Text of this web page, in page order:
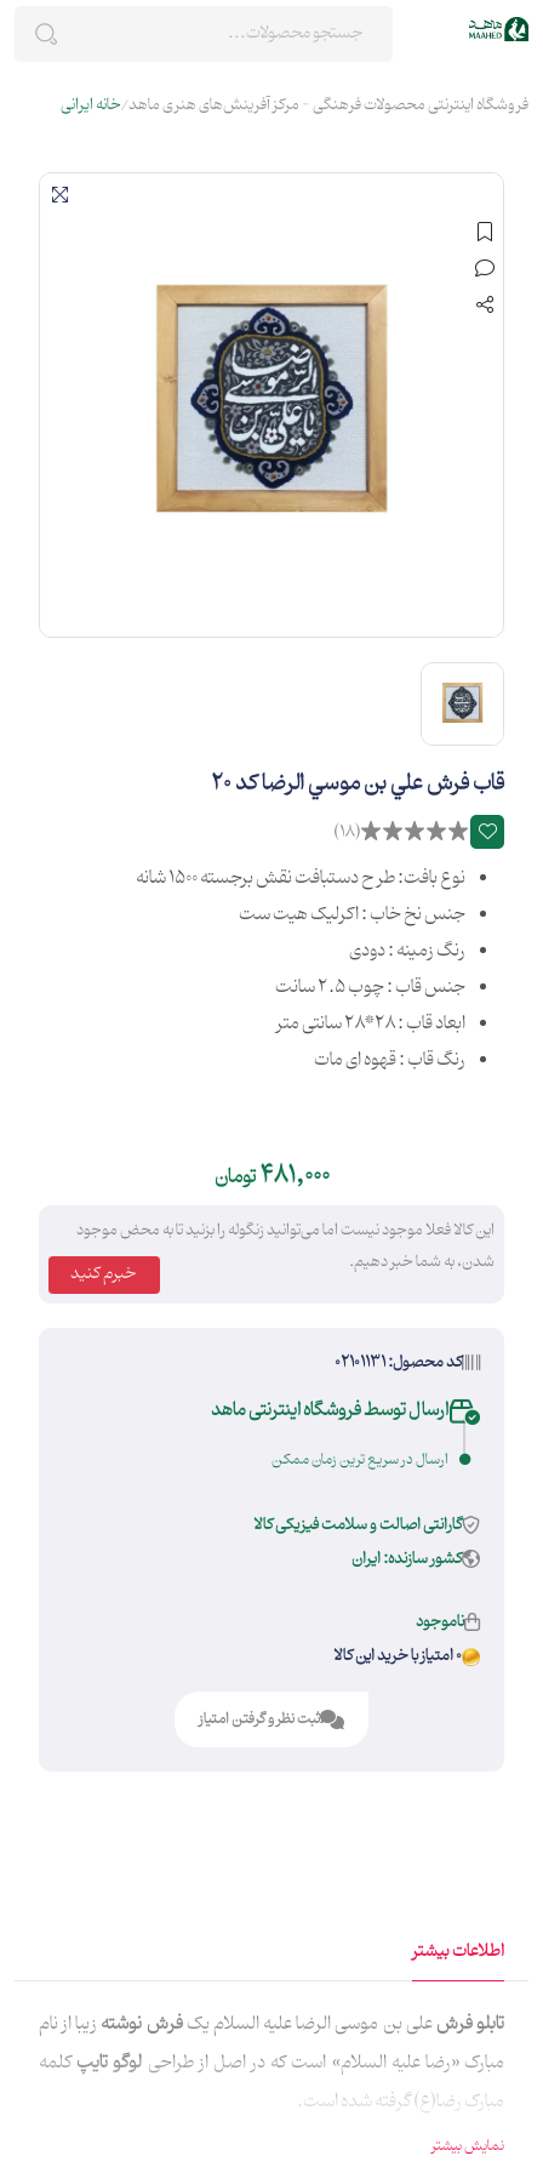
فروشگاه اینترنتی محصولات فرهنگی - مرکز آفرینش‌های هنری ماهد خانه ایرانی
قاب فرش علي بن موسي الرضا كد 20
(18)
نوع بافت: طرح دستبافت نقش برجسته 1500 شانه
جنس نخ خاب : اکرلیک هیت ست
رنگ زمینه : دودی
جنس قاب : چوب 2.5 سانت
ابعاد قاب : 28*28 سانتی متر
رنگ قاب : قهوه ای مات
481,000تومان
این کالا فعلا موجود نیست اما می‌توانید زنگوله را بزنید تا به محض موجود
شدن، به شما خبر دهیم.
کد محصول: 02101131
ارسال توسط فروشگاه اینترنتی ماهد
ارسال در سریع ترین زمان ممکن
گارانتی اصالت و سلامت فیزیکی کالا
کشور سازنده: ایران
ناموجود
0 امتیاز با خرید این کالا
ثبت نظر و گرفتن امتیاز
اطلاعات بیشتر
تابلو فرشعلی بن موسی الرضا علیه السلام یکفرش نوشته زیبا از نام
مبارک «رضا علیه السلام» است که در اصل از طراحی لوگو تایپکلمه
مبارک رضا(ع) گرفته شده است.
فرش نوشته
نمایش بیشتر